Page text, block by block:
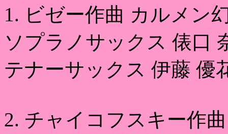
1. ビゼー作曲 カルメン
ソプラノサックス 俵口
テナーサックス 伊藤 優
2. チャイコフスキー作